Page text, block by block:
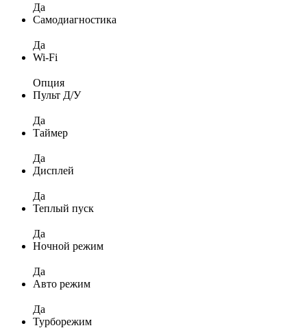
Да
Самодиагностика
Да
Wi-Fi
Опция
Пульт Д/У
Да
Таймер
Да
Дисплей
Да
Теплый пуск
Да
Ночной режим
Да
Авто режим
Да
Турборежим